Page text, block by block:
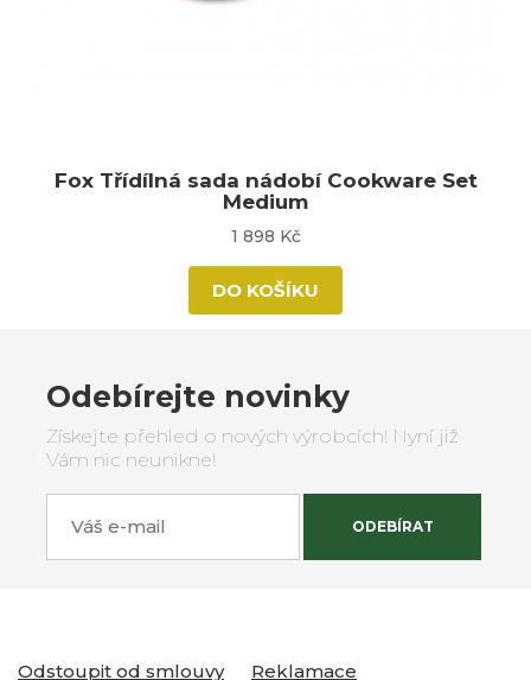
Fox Třídílná sada nádobí Cookware Set
Medium
1 898 Kč
DO KOŠÍKU
Odebírejte novinky
Získejte přehled o nových výrobcích! Nyní již
Vám nic neunikne!
ODEBÍRAT
Odstoupit od smlouvy Reklamace